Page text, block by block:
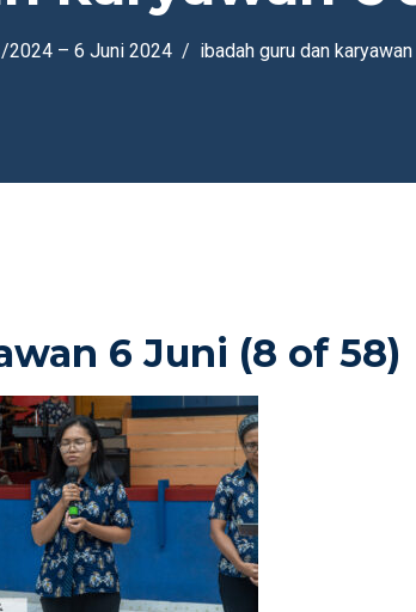
2024 – 6 Juni 2024 ibadah guru dan
6 Juni (8 of 58)